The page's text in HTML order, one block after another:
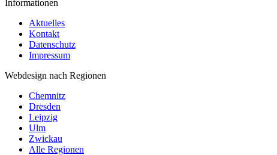
Informationen
Aktuelles
Kontakt
Datenschutz
Impressum
Webdesign nach Regionen
Chemnitz
Dresden
Leipzig
Ulm
Zwickau
Alle Regionen